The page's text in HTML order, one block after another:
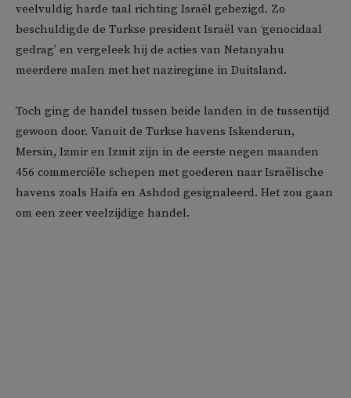
veelvuldig harde taal richting Israël gebezigd. Zo
beschuldigde de Turkse president Israël van ‘genocidaal
gedrag’ en vergeleek hij de acties van Netanyahu
meerdere malen met het naziregime in Duitsland.
Toch ging de handel tussen beide landen in de tussentijd
gewoon door. Vanuit de Turkse havens Iskenderun,
Mersin, Izmir en Izmit zijn in de eerste negen maanden
456 commerciële schepen met goederen naar Israëlische
havens zoals Haifa en Ashdod gesignaleerd. Het zou gaan
om een zeer veelzijdige handel.